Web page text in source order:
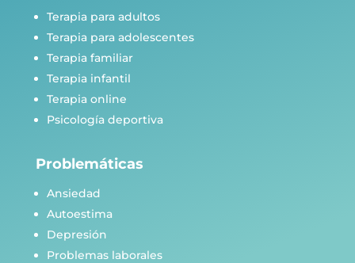
Terapia para adultos
Terapia para adolescentes
Terapia familiar
Terapia infantil
Terapia online
Psicología deportiva
Problemáticas
Ansiedad
Autoestima
Depresión
Problemas laborales